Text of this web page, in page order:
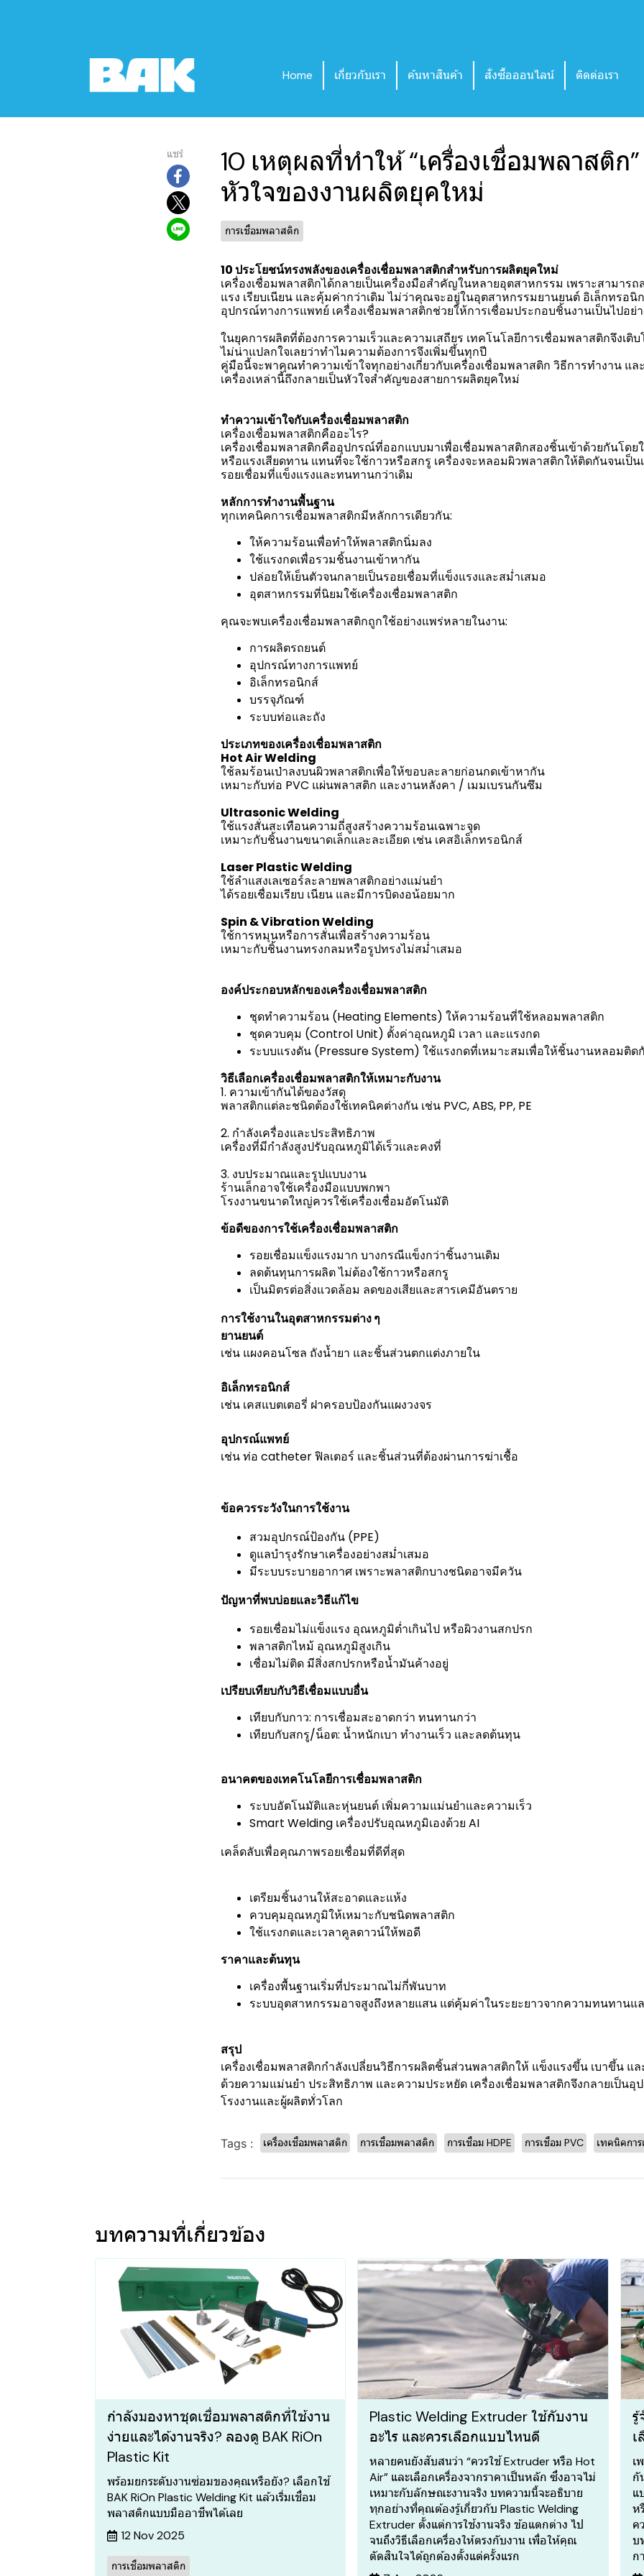
Home เกี่ยวกับเรา ค้นหาสินค้า สั่งซื้อออนไลน์ ติดต่อเรา
แชร์
10 เหตุผลที่ทำให้ “เครื่องเชื่อมพลาสติก
หัวใจของงานผลิตยุคใหม่
การเชื่อมพลาสติก
10 ประโยชน์ทรงพลังของเครื่องเชื่อมพลาสติกสำหรับการผลิตยุคใหม่
เครื่องเชื่อมพลาสติกได้กลายเป็นเครื่องมือสำคัญในหลายอุตสาหกรรม เพราะสามารถ
แรง เรียบเนียน และคุ้มค่ากว่าเดิม ไม่ว่าคุณจะอยู่ในอุตสาหกรรมยานยนต์ อิเล็กทรอนิ
อุปกรณ์ทางการแพทย์ เครื่องเชื่อมพลาสติกช่วยให้การเชื่อมประกอบชิ้นงานเป็นไปอ
ในยุคการผลิตที่ต้องการความเร็วและความเสถียร เทคโนโลยีการเชื่อมพลาสติกจึงเติบ
ไม่น่าแปลกใจเลยว่าทำไมความต้องการจึงเพิ่มขึ้นทุกปี
คู่มือนี้จะพาคุณทำความเข้าใจทุกอย่างเกี่ยวกับเครื่องเชื่อมพลาสติก วิธีการทำงาน แล
เครื่องเหล่านี้ถึงกลายเป็นหัวใจสำคัญของสายการผลิตยุคใหม่
ทำความเข้าใจกับเครื่องเชื่อมพลาสติก
เครื่องเชื่อมพลาสติกคืออะไร?
เครื่องเชื่อมพลาสติกคืออุปกรณ์ที่ออกแบบมาเพื่อเชื่อมพลาสติกสองชิ้นเข้าด้วยกันโดย
หรือแรงเสียดทาน แทนที่จะใช้กาวหรือสกรู เครื่องจะหลอมผิวพลาสติกให้ติดกันจนเป็น
รอยเชื่อมที่แข็งแรงและทนทานกว่าเดิม
หลักการทำงานพื้นฐาน
ทุกเทคนิคการเชื่อมพลาสติกมีหลักการเดียวกัน:
ให้ความร้อนเพื่อทำให้พลาสติกนิ่มลง
ใช้แรงกดเพื่อรวมชิ้นงานเข้าหากัน
ปล่อยให้เย็นตัวจนกลายเป็นรอยเชื่อมที่แข็งแรงและสม่ำเสมอ
อุตสาหกรรมที่นิยมใช้เครื่องเชื่อมพลาสติก
คุณจะพบเครื่องเชื่อมพลาสติกถูกใช้อย่างแพร่หลายในงาน:
การผลิตรถยนต์
อุปกรณ์ทางการแพทย์
อิเล็กทรอนิกส์
บรรจุภัณฑ์
ระบบท่อและถัง
ประเภทของเครื่องเชื่อมพลาสติก
Hot Air Welding
ใช้ลมร้อนเป่าลงบนผิวพลาสติกเพื่อให้ขอบละลายก่อนกดเข้าหากัน
เหมาะกับท่อ PVC แผ่นพลาสติก และงานหลังคา / เมมเบรนกันซึม
Ultrasonic Welding
ใช้แรงสั่นสะเทือนความถี่สูงสร้างความร้อนเฉพาะจุด
เหมาะกับชิ้นงานขนาดเล็กและละเอียด เช่น เคสอิเล็กทรอนิกส์
Laser Plastic Welding
ใช้ลำแสงเลเซอร์ละลายพลาสติกอย่างแม่นยำ
ได้รอยเชื่อมเรียบ เนียน และมีการบิดงอน้อยมาก
Spin & Vibration Welding
ใช้การหมุนหรือการสั่นเพื่อสร้างความร้อน
เหมาะกับชิ้นงานทรงกลมหรือรูปทรงไม่สม่ำเสมอ
องค์ประกอบหลักของเครื่องเชื่อมพลาสติก
ชุดทำความร้อน (Heating Elements) ให้ความร้อนที่ใช้หลอมพลาสติก
ชุดควบคุม (Control Unit) ตั้งค่าอุณหภูมิ เวลา และแรงกด
ระบบแรงดัน (Pressure System) ใช้แรงกดที่เหมาะสมเพื่อให้ชิ้นงานหลอมติ
วิธีเลือกเครื่องเชื่อมพลาสติกให้เหมาะกับงาน
1. ความเข้ากันได้ของวัสดุ
พลาสติกแต่ละชนิดต้องใช้เทคนิคต่างกัน เช่น PVC, ABS, PP, PE
2. กำลังเครื่องและประสิทธิภาพ
เครื่องที่มีกำลังสูงปรับอุณหภูมิได้เร็วและคงที่
3. งบประมาณและรูปแบบงาน
ร้านเล็กอาจใช้เครื่องมือแบบพกพา
โรงงานขนาดใหญ่ควรใช้เครื่องเชื่อมอัตโนมัติ
ข้อดีของการใช้เครื่องเชื่อมพลาสติก
รอยเชื่อมแข็งแรงมาก บางกรณีแข็งกว่าชิ้นงานเดิม
ลดต้นทุนการผลิต ไม่ต้องใช้กาวหรือสกรู
เป็นมิตรต่อสิ่งแวดล้อม ลดของเสียและสารเคมีอันตราย
การใช้งานในอุตสาหกรรมต่าง ๆ
ยานยนต์
เช่น แผงคอนโซล ถังน้ำยา และชิ้นส่วนตกแต่งภายใน
อิเล็กทรอนิกส์
เช่น เคสแบตเตอรี่ ฝาครอบป้องกันแผงวงจร
อุปกรณ์แพทย์
เช่น ท่อ catheter ฟิลเตอร์ และชิ้นส่วนที่ต้องผ่านการฆ่าเชื้อ
ข้อควรระวังในการใช้งาน
สวมอุปกรณ์ป้องกัน (PPE)
ดูแลบำรุงรักษาเครื่องอย่างสม่ำเสมอ
มีระบบระบายอากาศ เพราะพลาสติกบางชนิดอาจมีควัน
ปัญหาที่พบบ่อยและวิธีแก้ไข
รอยเชื่อมไม่แข็งแรง อุณหภูมิต่ำเกินไป หรือผิวงานสกปรก
พลาสติกไหม้ อุณหภูมิสูงเกิน
เชื่อมไม่ติด มีสิ่งสกปรกหรือน้ำมันค้างอยู่
เปรียบเทียบกับวิธีเชื่อมแบบอื่น
เทียบกับกาว: การเชื่อมสะอาดกว่า ทนทานกว่า
เทียบกับสกรู/น็อต: น้ำหนักเบา ทำงานเร็ว และลดต้นทุน
อนาคตของเทคโนโลยีการเชื่อมพลาสติก
ระบบอัตโนมัติและหุ่นยนต์ เพิ่มความแม่นยำและความเร็ว
Smart Welding เครื่องปรับอุณหภูมิเองด้วย AI
เคล็ดลับเพื่อคุณภาพรอยเชื่อมที่ดีที่สุด
เตรียมชิ้นงานให้สะอาดและแห้ง
ควบคุมอุณหภูมิให้เหมาะกับชนิดพลาสติก
ใช้แรงกดและเวลาคูลดาวน์ให้พอดี
ราคาและต้นทุน
เครื่องพื้นฐานเริ่มที่ประมาณไม่กี่พันบาท
ระบบอุตสาหกรรมอาจสูงถึงหลายแสน แต่คุ้มค่าในระยะยาวจากความทนทานแ
สรุป
เครื่องเชื่อมพลาสติกกำลังเปลี่ยนวิธีการผลิตชิ้นส่วนพลาสติกให้ แข็งแรงขึ้น เบาขึ้น แ
ด้วยความแม่นยำ ประสิทธิภาพ และความประหยัด เครื่องเชื่อมพลาสติกจึงกลายเป็น
โรงงานและผู้ผลิตทั่วโลก
Tags : เครื่องเชื่อมพลาสติก การเชื่อมพลาสติก การเชื่อม HDPE การเชื่อม PVC เทคนิคกา
บทความที่เกี่ยวข้อง
กำลังมองหาชุดเชื่อมพลาสติกที่ใช้งาน
ง่ายและได้งานจริง? ลองดู BAK RiOn
Plastic Kit
พร้อมยกระดับงานซ่อมของคุณหรือยัง? เลือกใช้
BAK RiOn Plastic Welding Kit แล้วเริ่มเชื่อม
พลาสติกแบบมืออาชีพได้เลย
12 Nov 2025
การเชื่อมพลาสติก
Plastic Welding Extruder ใช้กับงาน
อะไร และควรเลือกแบบไหนดี
หลายคนยังสับสนว่า “ควรใช้ Extruder หรือ Hot
Air” และเลือกเครื่องจากราคาเป็นหลัก ซึ่งอาจไม่
เหมาะกับลักษณะงานจริง บทความนี้จะอธิบาย
ทุกอย่างที่คุณต้องรู้เกี่ยวกับ Plastic Welding
Extruder ตั้งแต่การใช้งานจริง ข้อแตกต่าง ไป
จนถึงวิธีเลือกเครื่องให้ตรงกับงาน เพื่อให้คุณ
ตัดสินใจได้ถูกต้องตั้งแต่ครั้งแรก
รู้
เ
กั
แ
ห
ค
บ
ก